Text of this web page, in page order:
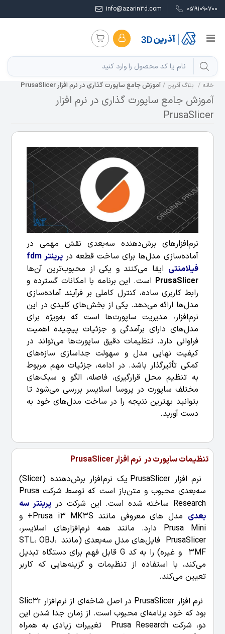
05191090700
info@azarin3d.com
خانه بلاگ آذرین آموزش جامع ساپورت‌ گذاری در نرم افزار PrusaSlicer
آموزش جامع ساپورت‌ گذاری در نرم افزار
PrusaSlicer
نرم‌افزارهای برش‌دهنده سه‌بعدی نقش مهمی در
آماده‌سازی مدل‌ها برای ساخت قطعه در
پرینتر fdm
فیلامنتی ایفا می‌کنند و یکی از محبوب‌ترین آن‌ها
PrusaSlicer است. این برنامه با امکانات گسترده و
رابط کاربری ساده، کنترل کاملی بر فرآیند آماده‌سازی
مدل‌ها ارائه می‌دهد. یکی از بخش‌های کلیدی در این
نرم‌افزار، مدیریت ساپورت‌ها است که به‌ویژه برای
مدل‌های دارای برآمدگی و جزئیات پیچیده اهمیت
فراوانی دارد. تنظیمات دقیق ساپورت‌ها می‌تواند در
کیفیت نهایی مدل و سهولت جداسازی سازه‌های
کمکی تأثیرگذار باشد. در ادامه، جزئیات مهم مربوط
به تنظیم محل قرارگیری، فاصله، الگو و سبک‌های
مختلف ساپورت در پروسا اسلایسر بررسی می‌شود تا
بتوانید بهترین نتیجه را در ساخت مدل‌های خود به
دست آورید.
تنظیمات ساپورت در نرم افزار PrusaSlicer
نرم افزار PrusaSlicer یک نرم‌افزار برش‌دهنده (Slicer)
سه‌بعدی محبوب و متن‌باز است که توسط شرکت Prusa
Research ساخته شده است. این شرکت در
پرینتر سه
بعدی
مدل های معروفی مانند Prusa i3 MK3S+ و
Prusa Mini دارد. مانند همه نرم‌افزارهای اسلایسر،
PrusaSlicer فایل‌های مدل سه‌بعدی (مانند STL، OBJ،
3MF و غیره) را به کد G قابل فهم برای دستگاه تبدیل
می‌کند، با استفاده از تنظیمات و گزینه‌هایی که کاربر
تعیین می‌کند.
نرم افزار PrusaSlicer در اصل شاخه‌ای از نرم‌افزار Slic3r
بود که خود برنامه‌ای محبوب است. از زمان جدا شدن این
دو، شرکت Prusa Research تغییرات زیادی به همراه